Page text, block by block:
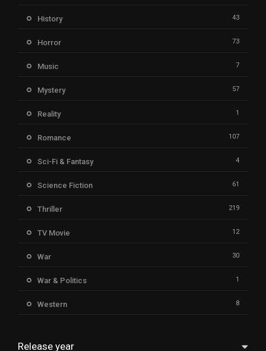
History 43
Horror 73
Music 7
Mystery 57
Reality 1
Romance 107
Sci-Fi & Fantasy 4
Science Fiction 61
Thriller 219
TV Movie 12
War 30
War & Politics 1
Western 8
Release year